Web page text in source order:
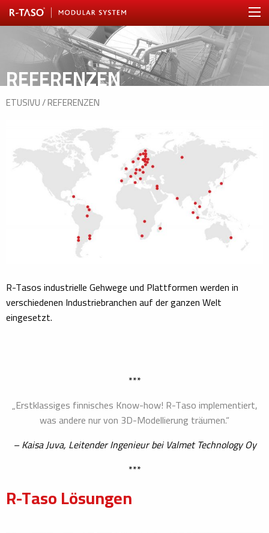
REFERENZEN
ETUSIVU/REFERENZEN
R-Tasos industrielle Gehwege und Plattformen werden in
verschiedenen Industriebranchen auf der ganzen Welt
eingesetzt.
***
„Erstklassiges finnisches Know-how! R-Taso implementiert,
was andere nur von 3D-Modellierung träumen.“
– Kaisa Juva, Leitender Ingenieur bei Valmet Technology Oy
***
R-Taso Lösungen